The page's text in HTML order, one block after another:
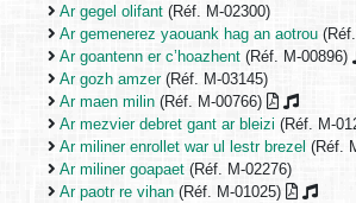
Ar gegel olifant (Réf. M-02300)
Ar gemenerez yaouank hag an aotrou
Ar goantenn er c’hoazhent (Réf. M-00896)
Ar gozh amzer(Réf. M-03145)
Ar maen milin (Réf. M-00766)
Ar mezvier debret gant ar bleizi (Réf. M-
Ar miliner enrollet war ul lestr brezel (Réf.
Ar miliner goapaet (Réf. M-02276)
Ar paotr re vihan (Réf. M-01025)